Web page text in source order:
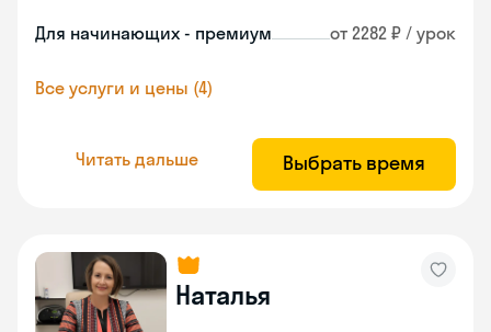
Для начинающих - премиум от 2282 ₽ / урок
Все услуги и цены (4)
Читать дальше Выбрать время
Наталья